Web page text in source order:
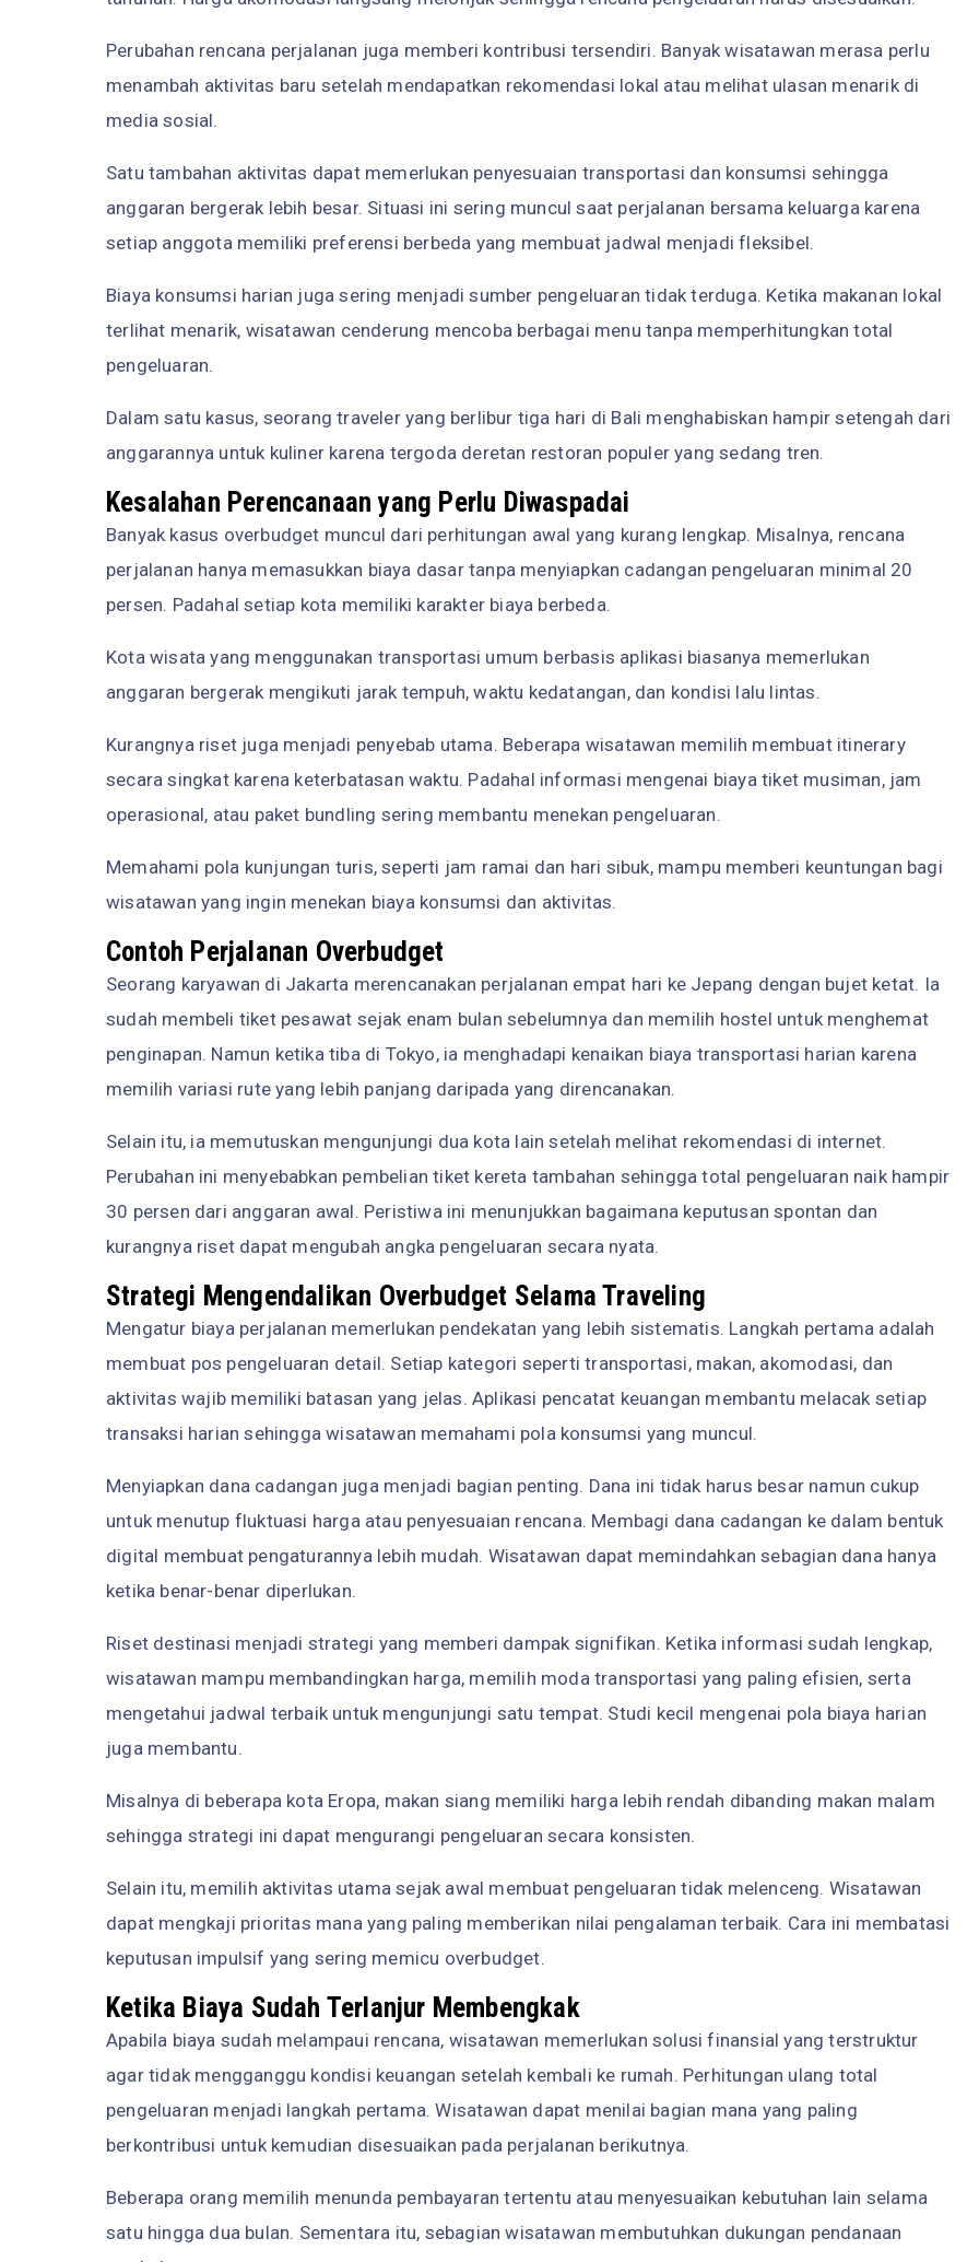
Perubahan rencana perjalanan juga memberi kontribusi tersendiri. Banyak wisatawan merasa perlu
menambah aktivitas baru setelah mendapatkan rekomendasi lokal atau melihat ulasan menarik di
media sosial.
Satu tambahan aktivitas dapat memerlukan penyesuaian transportasi dan konsumsi sehingga
anggaran bergerak lebih besar. Situasi ini sering muncul saat perjalanan bersama keluarga karena
setiap anggota memiliki preferensi berbeda yang membuat jadwal menjadi fleksibel.
Biaya konsumsi harian juga sering menjadi sumber pengeluaran tidak terduga. Ketika makanan lokal
terlihat menarik, wisatawan cenderung mencoba berbagai menu tanpa memperhitungkan total
pengeluaran.
Dalam satu kasus, seorang traveler yang berlibur tiga hari di Bali menghabiskan hampir setengah dari
anggarannya untuk kuliner karena tergoda deretan restoran populer yang sedang tren.
Kesalahan Perencanaan yang Perlu Diwaspadai
Banyak kasus overbudget muncul dari perhitungan awal yang kurang lengkap. Misalnya, rencana
perjalanan hanya memasukkan biaya dasar tanpa menyiapkan cadangan pengeluaran minimal 20
persen. Padahal setiap kota memiliki karakter biaya berbeda.
Kota wisata yang menggunakan transportasi umum berbasis aplikasi biasanya memerlukan
anggaran bergerak mengikuti jarak tempuh, waktu kedatangan, dan kondisi lalu lintas.
Kurangnya riset juga menjadi penyebab utama. Beberapa wisatawan memilih membuat itinerary
secara singkat karena keterbatasan waktu. Padahal informasi mengenai biaya tiket musiman, jam
operasional, atau paket bundling sering membantu menekan pengeluaran.
Memahami pola kunjungan turis, seperti jam ramai dan hari sibuk, mampu memberi keuntungan bagi
wisatawan yang ingin menekan biaya konsumsi dan aktivitas.
Contoh Perjalanan Overbudget
Seorang karyawan di Jakarta merencanakan perjalanan empat hari ke Jepang dengan bujet ketat. Ia
sudah membeli tiket pesawat sejak enam bulan sebelumnya dan memilih hostel untuk menghemat
penginapan. Namun ketika tiba di Tokyo, ia menghadapi kenaikan biaya transportasi harian karena
memilih variasi rute yang lebih panjang daripada yang direncanakan.
Selain itu, ia memutuskan mengunjungi dua kota lain setelah melihat rekomendasi di internet.
Perubahan ini menyebabkan pembelian tiket kereta tambahan sehingga total pengeluaran naik hampir
30 persen dari anggaran awal. Peristiwa ini menunjukkan bagaimana keputusan spontan dan
kurangnya riset dapat mengubah angka pengeluaran secara nyata.
Strategi Mengendalikan Overbudget Selama Traveling
Mengatur biaya perjalanan memerlukan pendekatan yang lebih sistematis. Langkah pertama adalah
membuat pos pengeluaran detail. Setiap kategori seperti transportasi, makan, akomodasi, dan
aktivitas wajib memiliki batasan yang jelas. Aplikasi pencatat keuangan membantu melacak setiap
transaksi harian sehingga wisatawan memahami pola konsumsi yang muncul.
Menyiapkan dana cadangan juga menjadi bagian penting. Dana ini tidak harus besar namun cukup
untuk menutup fluktuasi harga atau penyesuaian rencana. Membagi dana cadangan ke dalam bentuk
digital membuat pengaturannya lebih mudah. Wisatawan dapat memindahkan sebagian dana hanya
ketika benar-benar diperlukan.
Riset destinasi menjadi strategi yang memberi dampak signifikan. Ketika informasi sudah lengkap,
wisatawan mampu membandingkan harga, memilih moda transportasi yang paling efisien, serta
mengetahui jadwal terbaik untuk mengunjungi satu tempat. Studi kecil mengenai pola biaya harian
juga membantu.
Misalnya di beberapa kota Eropa, makan siang memiliki harga lebih rendah dibanding makan malam
sehingga strategi ini dapat mengurangi pengeluaran secara konsisten.
Selain itu, memilih aktivitas utama sejak awal membuat pengeluaran tidak melenceng. Wisatawan
dapat mengkaji prioritas mana yang paling memberikan nilai pengalaman terbaik. Cara ini membatasi
keputusan impulsif yang sering memicu overbudget.
Ketika Biaya Sudah Terlanjur Membengkak
Apabila biaya sudah melampaui rencana, wisatawan memerlukan solusi finansial yang terstruktur
agar tidak mengganggu kondisi keuangan setelah kembali ke rumah. Perhitungan ulang total
pengeluaran menjadi langkah pertama. Wisatawan dapat menilai bagian mana yang paling
berkontribusi untuk kemudian disesuaikan pada perjalanan berikutnya.
Beberapa orang memilih menunda pembayaran tertentu atau menyesuaikan kebutuhan lain selama
satu hingga dua bulan. Sementara itu, sebagian wisatawan membutuhkan dukungan pendanaan